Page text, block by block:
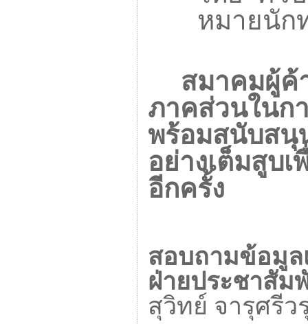
หมายนัก
สมาคมผู้ค้
ภาคส่วนในก
พร้อมสนับสนุ
อย่างเต็มสูบ
อีกครั้ง
สอบถามข้อมูล
ฝ่ายประชาสัม
สุวิทย์ จารุศรีว